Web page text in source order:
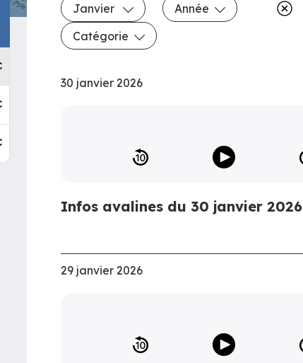
Janvier
Année
Catégorie
30 janvier 2026
Infos avalines du 30 janvier 2026
29 janvier 2026